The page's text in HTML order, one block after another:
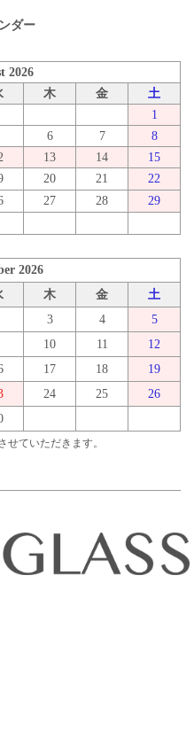
ダー
2026
木 金
土
1
6 7
8
13 14
15
20 21
22
27 28
29
2026
木 金
土
3 4
5
10 11
12
17 18
19
24 25
26
ていただきます。